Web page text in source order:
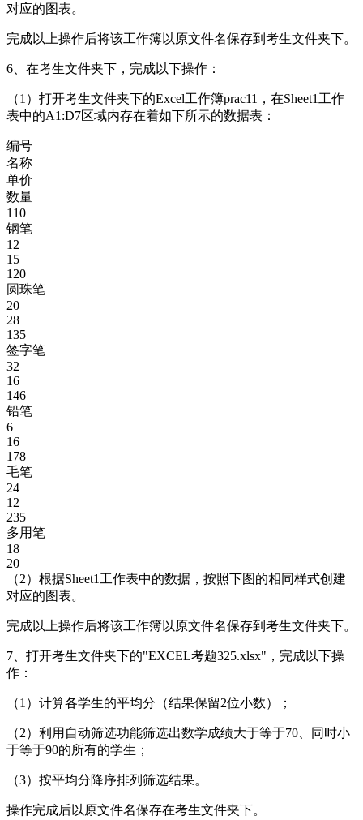
对应的图表。
完成以上操作后将该工作簿以原文件名保存到考生文件夹下。
6、在考生文件夹下，完成以下操作：
（1）打开考生文件夹下的Excel工作簿prac11，在Sheet1工作
表中的A1:D7区域内存在着如下所示的数据表：
编号
名称
单价
数量
110
钢笔
12
15
120
圆珠笔
20
28
135
签字笔
32
16
146
铅笔
6
16
178
毛笔
24
12
235
多用笔
18
20
（2）根据Sheet1工作表中的数据，按照下图的相同样式创建
对应的图表。
完成以上操作后将该工作簿以原文件名保存到考生文件夹下。
7、打开考生文件夹下的"EXCEL考题325.xlsx"，完成以下操
作：
（1）计算各学生的平均分（结果保留2位小数）；
（2）利用自动筛选功能筛选出数学成绩大于等于70、同时小
于等于90的所有的学生；
（3）按平均分降序排列筛选结果。
操作完成后以原文件名保存在考生文件夹下。